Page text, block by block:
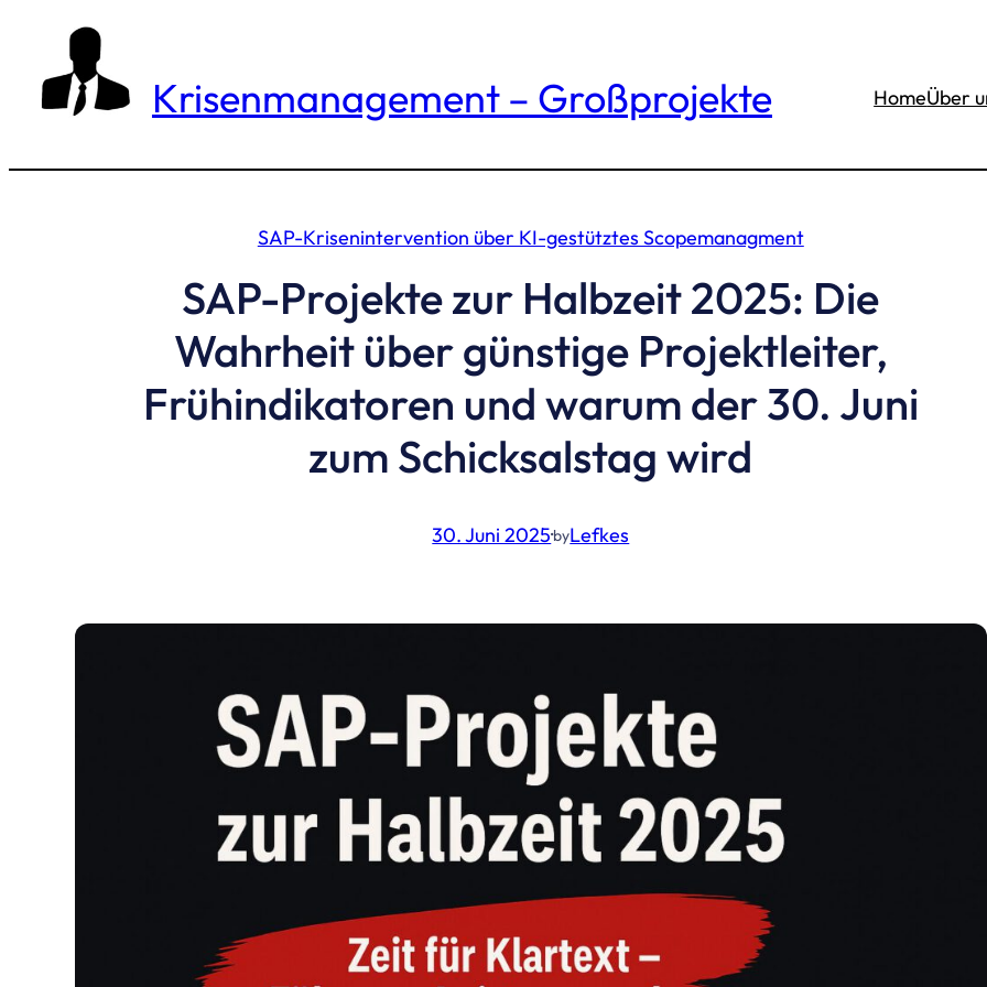
springen
Krisenmanagement – Großprojekte HomeÜber
SAP-Krisenintervention über KI-gestütztes Scopemanagment
SAP-Projekte zur Halbzeit 2025: Die
Wahrheit über günstige Projektleiter,
Frühindikatoren und warum der 30. Juni
zum Schicksalstag wird
30. Juni 2025·byLefkes